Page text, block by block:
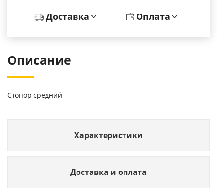
Доставка Оплата
Описание
Стопор средний
Характеристики
Доставка и оплата